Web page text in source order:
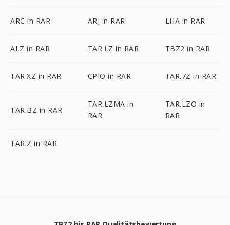
ARC in RAR ARJ in RAR LHA in RAR
ALZ in RAR TAR.LZ in RAR TBZ2 in RAR
TAR.XZ in RAR CPIO in RAR TAR.7Z in RAR
TAR.BZ in RAR
TAR.LZMA in
RAR
TAR.LZO in
RAR
TAR.Z in RAR